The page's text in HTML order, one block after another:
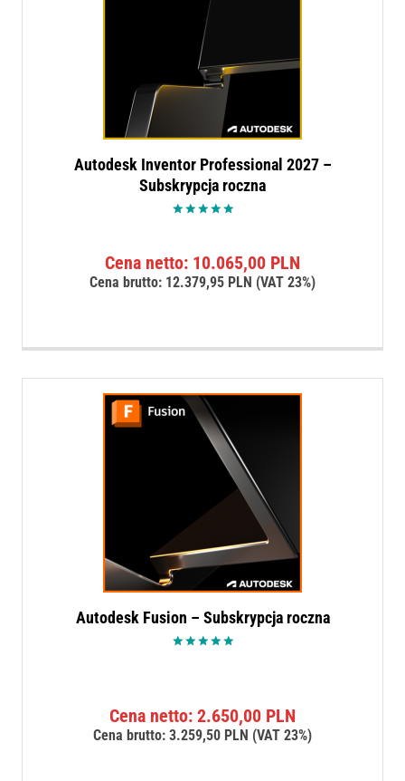
Autodesk Inventor Professional 2027 –
Subskrypcja roczna
Cena netto: 10.065,00 PLN
Cena brutto: 12.379,95 PLN (VAT 23%)
Autodesk Fusion – Subskrypcja roczna
Cena netto:2.650,00 PLN
Cena brutto:3.259,50 PLN (VAT 23%)